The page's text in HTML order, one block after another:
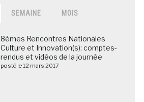
SEMAINE MOIS
8èmes Rencontres Nationales
Culture et Innovation(s): comptes-
rendus et vidéos de la journée
posté le 12 mars 2017